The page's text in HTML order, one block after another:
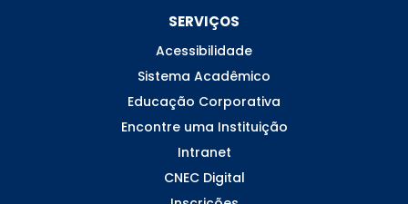
SERVIÇOS
Acessibilidade
Sistema Acadêmico
Educação Corporativa
Encontre uma Instituição
Intranet
CNEC Digital